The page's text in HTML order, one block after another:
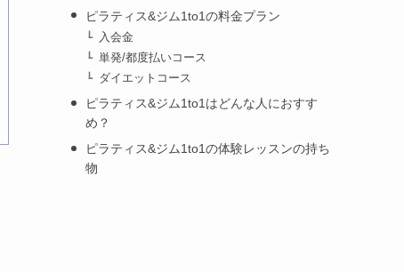
ピラティス&ジム1to1の料金プラン
入会金
単発/都度払いコース
ダイエットコース
ピラティス&ジム1to1はどんな人におすす
め？
ピラティス&ジム1to1の体験レッスンの持ち
物